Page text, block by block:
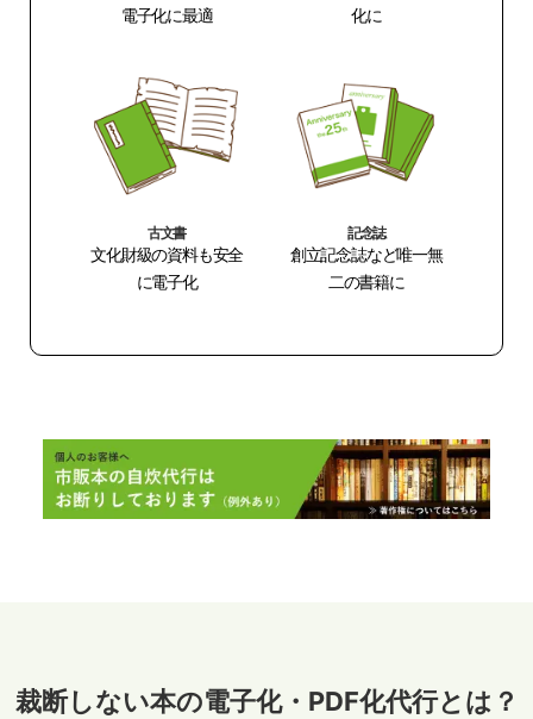
電子化に最適
化に
古文書
文化財級の資料も安全
に電子化
記念誌
創立記念誌など唯一無
二の書籍に
裁断しない本の電子化・PDF化代行とは？